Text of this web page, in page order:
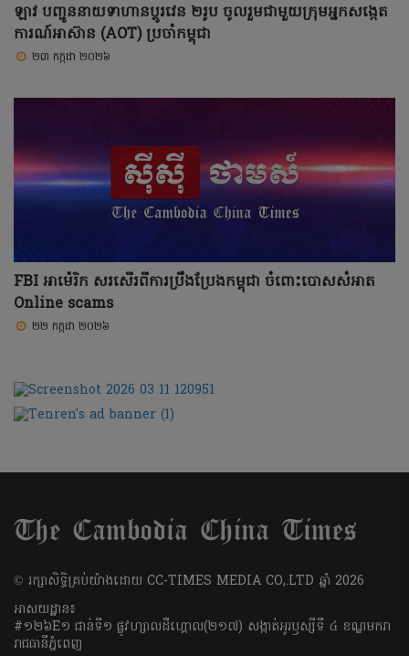
ឡាវ បញ្ជូននាយទាហានប្តូរវេន ២រូប ចូលរួមជាមួយក្រុមអ្នកសង្កេត
ការណ៍អាស៊ាន (AOT) ប្រចាំកម្ពុជា
២៣ កក្កដា ២០២៦
FBI អាម៉េរិក សរសើរពីការប្រឹងប្រែងកម្ពុជា ចំពោះបោសសំអាត
Online scams
២២ កក្កដា ២០២៦
​© រក្សា​សិទ្ធិ​គ្រប់​យ៉ាង​ដោយ​ CC-TIMES MEDIA CO,.LTD ឆ្នាំ​ 2026
អាសយដ្ឋាន៖
#១២៦E១ ជាន់ទី១ ផ្លូវហ្សាលដឺហ្គោល(២១៧) សង្កាត់អូរឫស្សីទី ៤ ខណ្ឌមករា
រាជធានីភ្នំពេញ